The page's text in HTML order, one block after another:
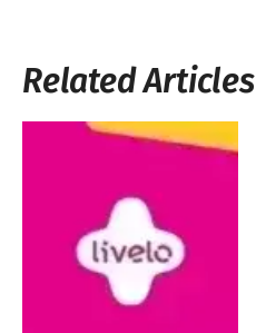
Related Articles